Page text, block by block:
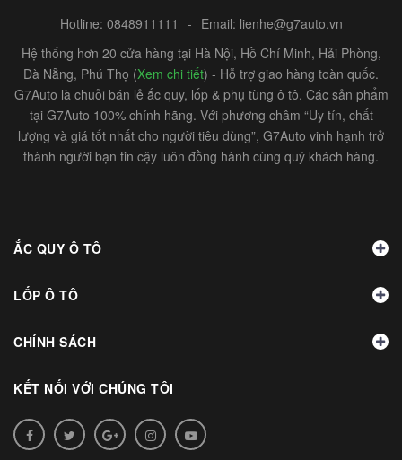
Hotline: 0848911111 - Email: lienhe@g7auto.vn
Hệ thống hơn 20 cửa hàng tại Hà Nội, Hồ Chí Minh, Hải Phòng,
Đà Nẵng, Phú Thọ (Xem chi tiết) - Hỗ trợ giao hàng toàn quốc.
G7Auto là chuỗi bán lẻ ắc quy, lốp & phụ tùng ô tô. Các sản phẩm
tại G7Auto 100% chính hãng. Với phương châm “Uy tín, chất
lượng và giá tốt nhất cho người tiêu dùng”, G7Auto vinh hạnh trở
thành người bạn tin cậy luôn đồng hành cùng quý khách hàng.
ẮC QUY Ô TÔ
LỐP Ô TÔ
CHÍNH SÁCH
KẾT NỐI VỚI CHÚNG TÔI